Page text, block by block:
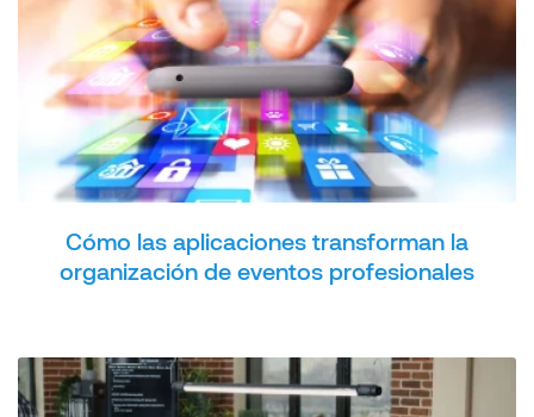
Cómo las aplicaciones transforman la
organización de eventos profesionales